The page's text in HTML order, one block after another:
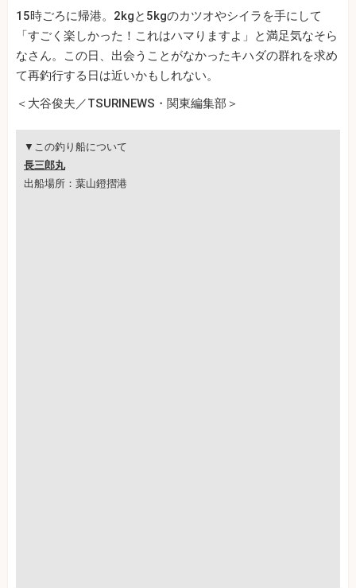
15時ごろに帰港。2kgと5kgのカツオやシイラを手にして
「すごく楽しかった！これはハマりますよ」と満足気なそら
なさん。この日、出会うことがなかったキハダの群れを求め
て再釣行する日は近いかもしれない。
＜大谷俊夫／TSURINEWS・関東編集部＞
▼この釣り船について
長三郎丸
出船場所：葉山鐙摺港